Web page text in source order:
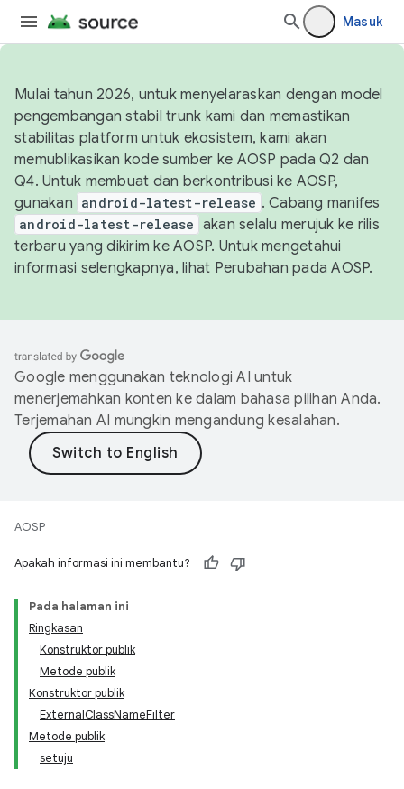
Masuk
Mulai tahun 2026, untuk menyelaraskan dengan model
pengembangan stabil trunk kami dan memastikan
stabilitas platform untuk ekosistem, kami akan
memublikasikan kode sumber ke AOSP pada Q2 dan
Q4. Untuk membuat dan berkontribusi ke AOSP,
gunakan android-latest-release . Cabang manifes
android-latest-release akan selalu merujuk ke rilis
terbaru yang dikirim ke AOSP. Untuk mengetahui
informasi selengkapnya, lihat Perubahan pada AOSP.
Google menggunakan teknologi AI untuk
menerjemahkan konten ke dalam bahasa pilihan Anda.
Terjemahan AI mungkin mengandung kesalahan.
AOSP
Apakah informasi ini membantu?
Pada halaman ini
Ringkasan
Konstruktor publik
Metode publik
Konstruktor publik
ExternalClassNameFilter
Metode publik
setuju